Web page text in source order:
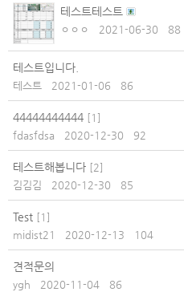
테스트테스트
ㅇㅇㅇ 2021-06-30 88
테스트입니다.
테스트 2021-01-06 86
44444444444 [ 1 ]
fdasfdsa
2020-12-30 92
테스트해봅니다 [2]
김김김
2020-12-30 85
Test [ 1 ]
midist21
2020-12-13 104
견적문의
ygh 2020-11-04 86